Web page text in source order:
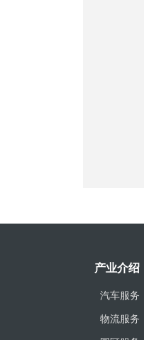
产业介绍
汽车服务
物流服务